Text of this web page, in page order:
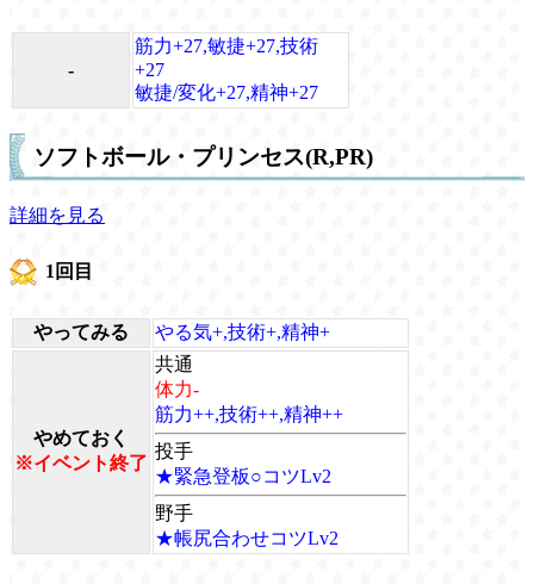
-
筋力+27,敏捷+27,技術
+27
敏捷/変化+27,精神+27
ソフトボール・プリンセス(R,PR)
詳細を見る
1回目
やってみる やる気+,技術+,精神+
やめておく
※イベント終了
共通
体力-
筋力++,技術++,精神++
投手
★緊急登板○コツLv2
野手
★帳尻合わせコツLv2